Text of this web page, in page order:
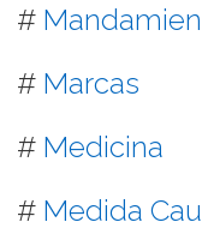
#
# Marcas
# Medicina
# Medida